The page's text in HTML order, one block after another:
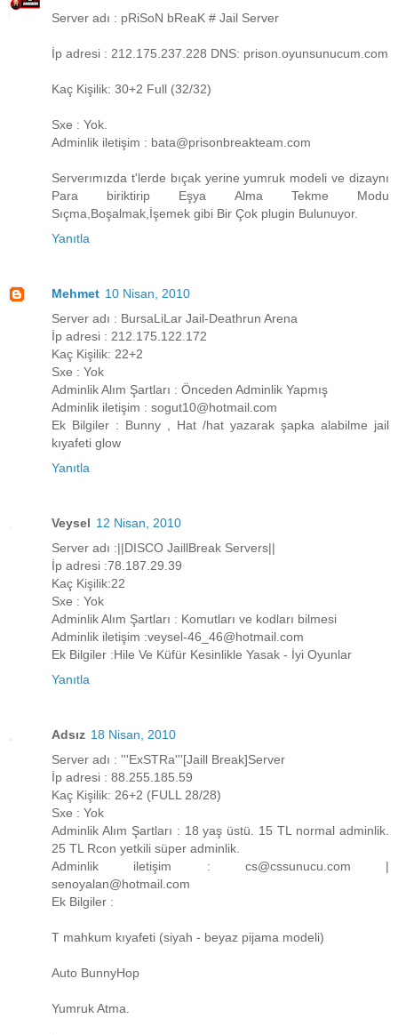
Server adı : pRiSoN bReaK # Jail Server
İp adresi : 212.175.237.228 DNS: prison.oyunsunucum.com
Kaç Kişilik: 30+2 Full (32/32)
Sxe : Yok.
Adminlik iletişim : bata@prisonbreakteam.com
Serverımızda t'lerde bıçak yerine yumruk modeli ve dizaynı
Para biriktirip Eşya Alma Tekme Modu
Sıçma,Boşalmak,İşemek gibi Bir Çok plugin Bulunuyor.
Yanıtla
Mehmet 10 Nisan, 2010
Server adı : BursaLiLar Jail-Deathrun Arena
İp adresi : 212.175.122.172
Kaç Kişilik: 22+2
Sxe : Yok
Adminlik Alım Şartları : Önceden Adminlik Yapmış
Adminlik iletişim : sogut10@hotmail.com
Ek Bilgiler : Bunny , Hat /hat yazarak şapka alabilme jail
kıyafeti glow
Yanıtla
Veysel 12 Nisan, 2010
Server adı :||DISCO JaillBreak Servers||
İp adresi :78.187.29.39
Kaç Kişilik:22
Sxe : Yok
Adminlik Alım Şartları : Komutları ve kodları bilmesi
Adminlik iletişim :veysel-46_46@hotmail.com
Ek Bilgiler :Hile Ve Küfür Kesinlikle Yasak - İyi Oyunlar
Yanıtla
Adsız 18 Nisan, 2010
Server adı : '''ExSTRa'''[Jaill Break]Server
İp adresi : 88.255.185.59
Kaç Kişilik: 26+2 (FULL 28/28)
Sxe : Yok
Adminlik Alım Şartları : 18 yaş üstü. 15 TL normal adminlik.
25 TL Rcon yetkili süper adminlik.
Adminlik iletişim : cs@cssunucu.com |
senoyalan@hotmail.com
Ek Bilgiler :
T mahkum kıyafeti (siyah - beyaz pijama modeli)
Auto BunnyHop
Yumruk Atma.